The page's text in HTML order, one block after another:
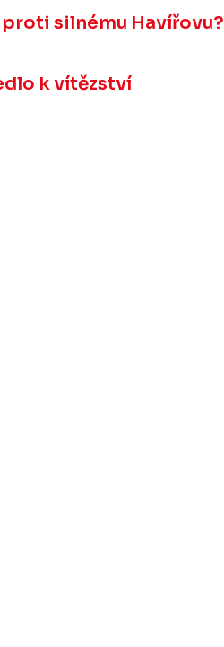
silnému Havířovu?
k vítězství